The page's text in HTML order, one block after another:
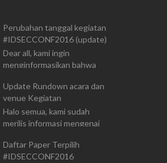
para penggiat Keamanan
Teknologi Informas...
Perubahan tanggal kegiatan
#IDSECCONF2016 (update)
Dear all, kami ingin
menginformasikan bahwa
yang seharusnya di
laksanakan pada tanggal 7,8
Agustus 2016 akan d...
Update Rundown acara dan
venue Kegiatan
Halo semua, kami sudah
merilis informasi mengenai
lihat di rundown dan
informasi Venue untuk
Daftar Paper Terpilih
#IDSECCONF2016